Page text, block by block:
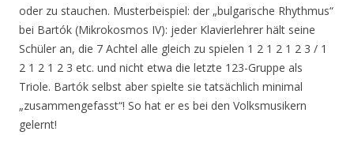
oder zu stauchen. Musterbeispiel: der „bulgarische Rhythmus“
bei Bartók (Mikrokosmos IV): jeder Klavierlehrer hält seine
Schüler an, die 7 Achtel alle gleich zu spielen 1 2 1 2 1 2 3 / 1
2 1 2 1 2 3 etc. und nicht etwa die letzte 123-Gruppe als
Triole. Bartók selbst aber spielte sie tatsächlich minimal
„zusammengefasst“! So hat er es bei den Volksmusikern
gelernt!